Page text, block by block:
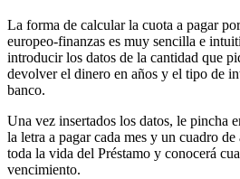
La forma de calcular la cuota a pagar
europeo-finanzas es muy sencilla e
introducir los datos de la cantidad que
devolver el dinero en años y el tipo de
banco.
Una vez insertados los datos, le pincha
la letra a pagar cada mes y un cuadro
toda la vida del Préstamo y conocerá
vencimiento.